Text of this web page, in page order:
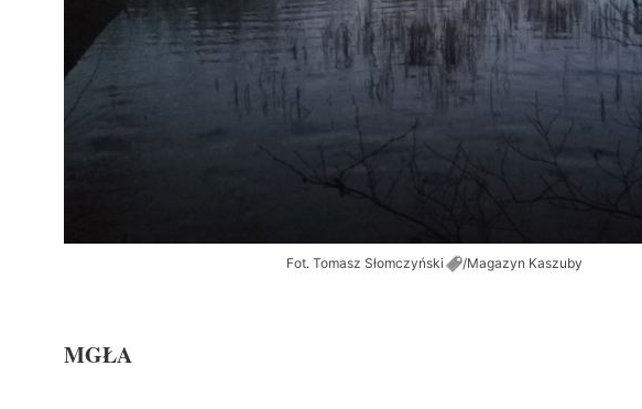
Fot. Tomasz Słomczyński /Magazyn Kaszuby
MGŁA